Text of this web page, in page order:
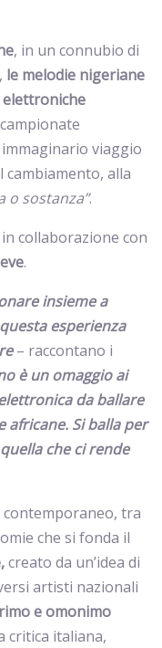
, in un connubio di
le melodie nigeriane
viaggio
cambiamento, alla
o sostanza”.
in collaborazione con
.
insieme a
esperienza
– raccontano i
è un omaggio ai
da ballare
africane. Si balla per
che ci rende
tra
che si fonda il
creato da un’idea di
artisti nazionali
e omonimo
critica italiana,